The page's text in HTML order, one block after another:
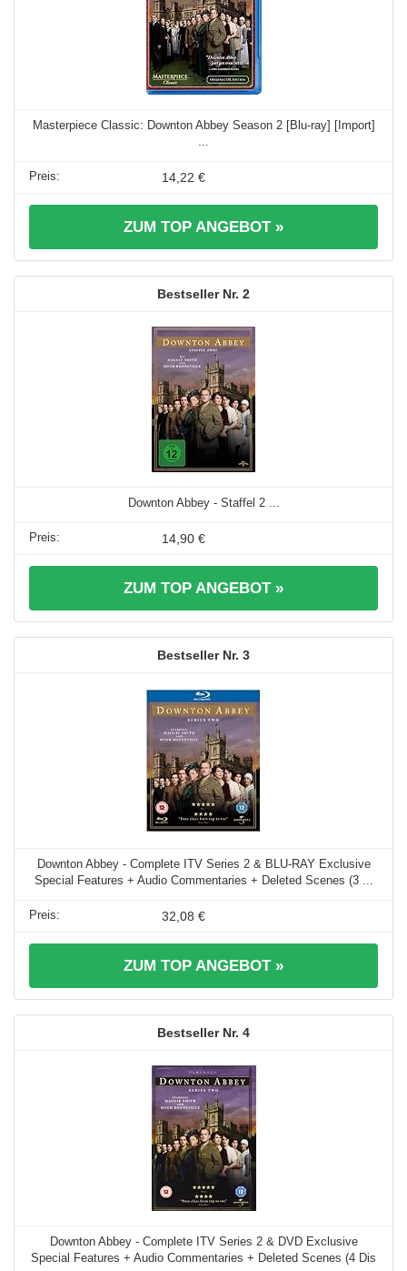
Masterpiece Classic: Downton Abbey Season 2 [Blu-ray] [Import]
14,22 €
ZUM TOP ANGEBOT »
2
Downton Abbey - Staffel 2 ...
14,90 €
ZUM TOP ANGEBOT »
3
Downton Abbey - Complete ITV Series 2 & BLU-RAY Exclusive
Special Features + Audio Commentaries + Deleted Scenes (3 ...
32,08 €
ZUM TOP ANGEBOT »
4
Downton Abbey - Complete ITV Series 2 & DVD Exclusive
Special Features + Audio Commentaries + Deleted Scenes (4 Dis